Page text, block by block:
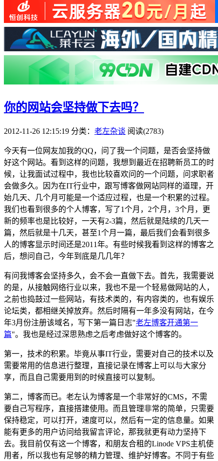
你的网站会坚持做下去吗？
2012-11-26 12:15:19 分类： 老左杂谈 阅读(2783)
今天有一位网友加我的QQ，问了我一个问题，是否会坚持做
好这个网站。看到这样的问题，我想到最近在招聘新员工的时
候，让我面试过程中，我也比较喜欢问的一个问题，问求职者
会做多久。因为在IT行业中，跟写博客做网站同样的道理，开
始几天、几个月可能是一个适应过程，也是一个积累的过程。
我们也看到很多的个人博客，写了1个月，2个月，3个月，更
新的频率也是比较好，一天有2-3篇，然后就是陆续的几天一
篇，然后就是十几天，甚至1个月一篇，最后我们会看到很多
人的博客显示时间还是2011年。有些时候我看到这样的博客之
后，想问自己，今年到底是几几年？
有问我博客会坚持多久，会不会一直做下去。首先，我需要说
的是，从接触网络行业以来，我也不是一个轻易做网站的人，
之前也捣鼓过一些网站，有技术类的，有内容类的，也有娱乐
论坛类，都相继关掉放弃。然后时隔有一年多没有网站，在今
年3月份注册该域名，写下第一篇日志"老左博客开通第一
篇"。我也是经过深思熟虑之后考虑做好这个博客的。
第一，技术的积累。毕竟从事IT行业，需要对自己的技术以及
需要常用的信息进行整理，直接记录在博客上可以与大家分
享，而且自己需要用到的时候直接可以复制。
第二，博客而已。老左认为博客是一个非常好的CMS，不需
要自己写程序，直接搭建使用。而且管理非常的简单，只需要
保持稳定，可以打开，速度可以，然后有一定的信息量。如果
能有更多的用户访问给我留言评论，那我就更有动力坚持下
去。我目前仅有这一个博客，和朋友合租的Linode VPS主机使
用者，所以我也有足够的精力管理、维护好博客。不同于有些